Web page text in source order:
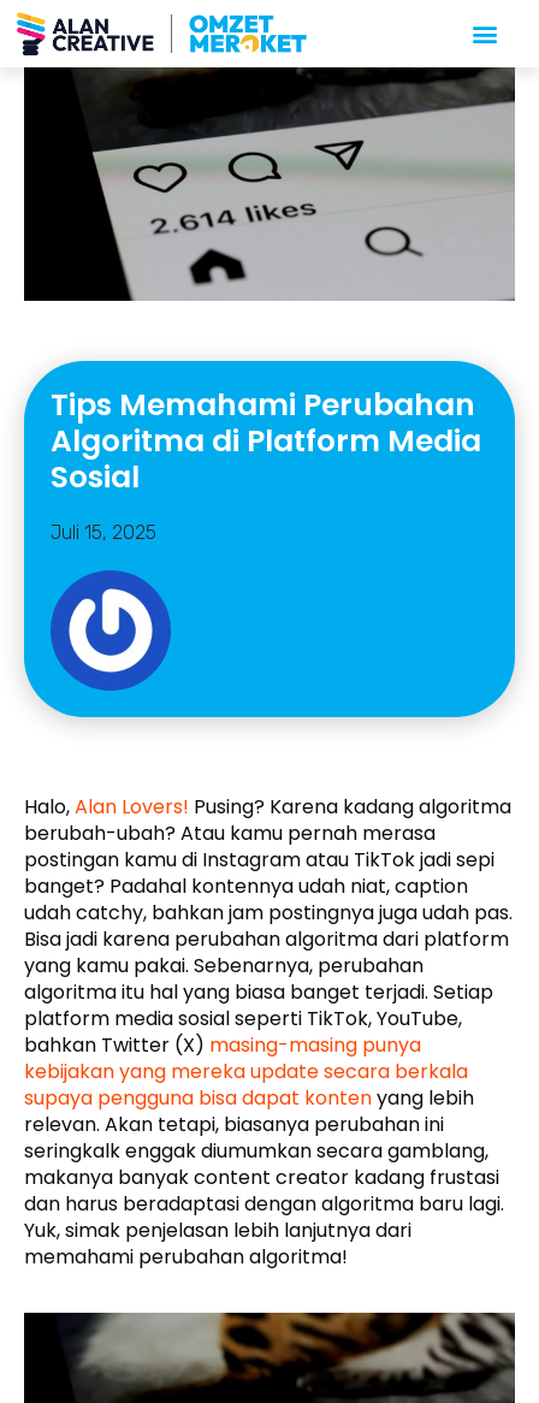
Tips Memahami Perubahan
Algoritma di Platform Media
Sosial
Juli 15, 2025
Halo,Alan Lovers! Pusing? Karena kadang algoritma
berubah-ubah? Atau kamu pernah merasa
postingan kamu di Instagram atau TikTok jadi sepi
banget? Padahal kontennya udah niat, caption
udah catchy, bahkan jam postingnya juga udah pas.
Bisa jadi karena perubahan algoritma dari platform
yang kamu pakai. Sebenarnya, perubahan
algoritma itu hal yang biasa banget terjadi. Setiap
platform media sosial seperti TikTok, YouTube,
bahkan Twitter (X) masing-masing punya
kebijakan yang mereka update secara berkala
supaya pengguna bisa dapat kontenyang lebih
relevan. Akan tetapi, biasanya perubahan ini
seringkalk enggak diumumkan secara gamblang,
makanya banyak content creator kadang frustasi
dan harus beradaptasi dengan algoritma baru lagi.
Yuk, simak penjelasan lebih lanjutnya dari
memahami perubahan algoritma!